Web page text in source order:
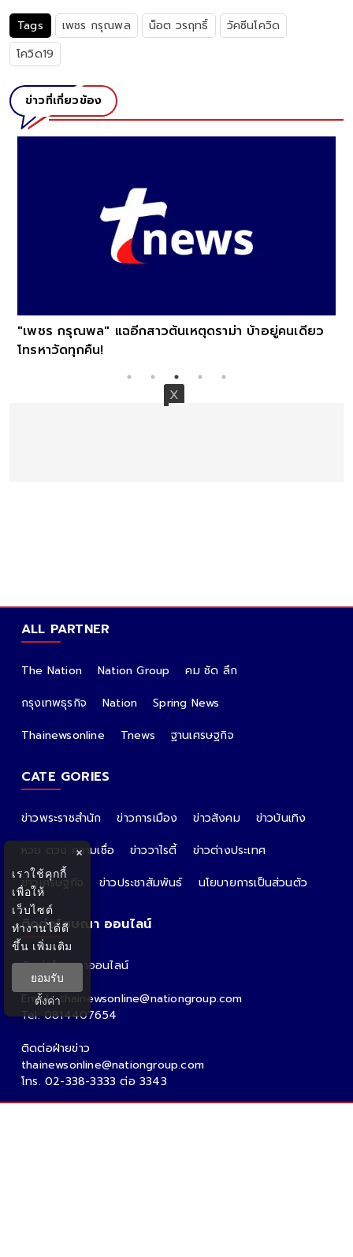
Tags เพชร กรุณพล น็อต วรฤทธิ์
วัคซีนโควิด
โควิด19
ข่าวที่เกี่ยวข้อง
"เพชร กรุณพล" แฉอีกสาวต้นเหตุดราม่า บ้าอยู่คนเดียว
โทรหาวัดทุกคืน!
ALL PARTNER
The Nation Nation Group
คม ชัด ลึก
กรุงเทพธุรกิจ
Nation
Spring News
Thainewsonline
Tnews ฐานเศรษฐกิจ
CATE GORIES
ข่าวพระราชสำนัก ข่าวการเมือง ข่าวสังคม
ข่าวบันเทิง
หวย ดวง ความเชื่อ
ข่าววาไรตี้
ข่าวต่างประเทศ
ข่าวเศรษฐกิจ
ข่าวประชาสัมพันธ์ นโยบายการเป็นส่วนตัว
ติดต่อโฆษณา ออนไลน์
ติดต่อโฆษณาออนไลน์
คุณอ้อ
Email : thainewsonline@nationgroup.com
Tel: 0814407654
ติดต่อฝ่ายข่าว
thainewsonline@nationgroup.com
โทร. 02-338-3333 ต่อ 3343
×
เราใช้คุกกี้
เพื่อให้
เว็บไซต์
ทำงานได้ดี
ขึ้น เพิ่มเติม
ยอมรับ
ตั้งค่า